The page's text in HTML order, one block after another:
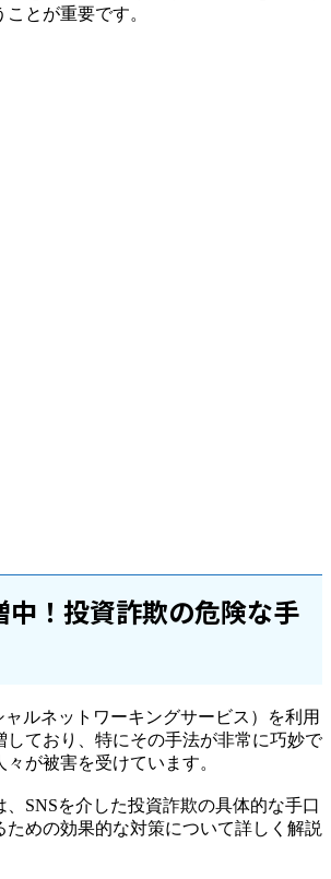
とが重要です。
中！投資詐欺の危険な手
ルネットワーキングサービス）を利用
しており、特にその手法が非常に巧妙で
が被害を受けています。
、SNSを介した投資詐欺の具体的な手口
ための効果的な対策について詳しく解説